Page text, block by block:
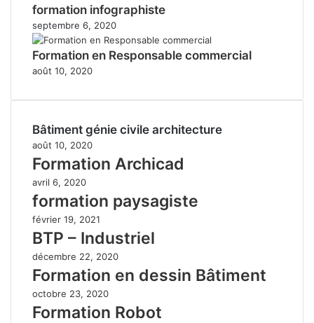
formation infographiste
septembre 6, 2020
Formation en Responsable commercial
août 10, 2020
Bâtiment génie civile architecture
août 10, 2020
Formation Archicad
avril 6, 2020
formation paysagiste
février 19, 2021
BTP – Industriel
décembre 22, 2020
Formation en dessin Bâtiment
octobre 23, 2020
Formation Robot